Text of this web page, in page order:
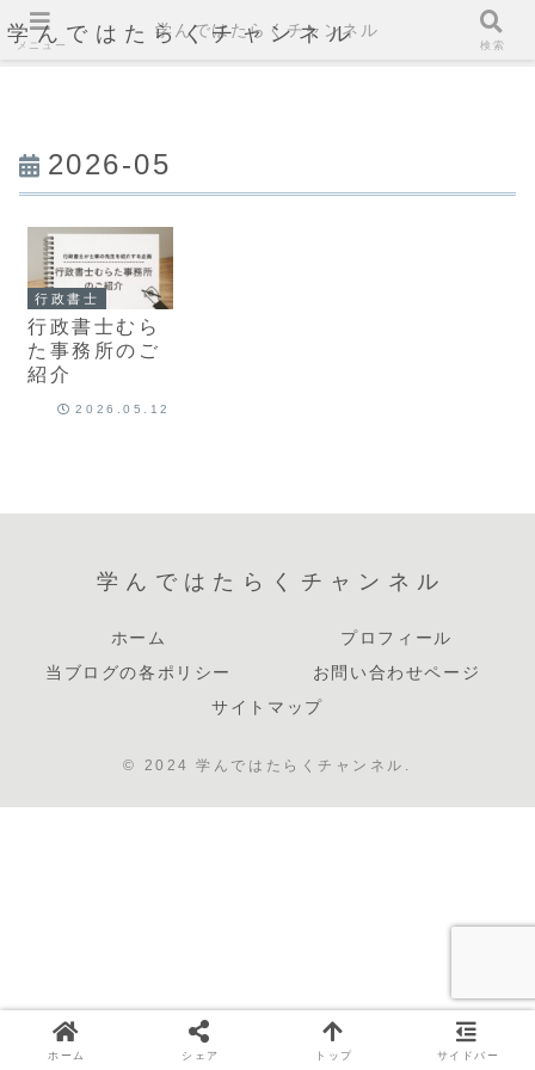
学んではたらくチャンネル
2026-05
行政書士
行政書士むら
た事務所のご
紹介
2026.05.12
学んではたらくチャンネル
ホーム
プロフィール
当ブログの各ポリシー
お問い合わせページ
サイトマップ
© 2024 学んではたらくチャンネル.
メニュー
学んではたらくチャンネル
検索
ホーム シェア トップ サイドバー